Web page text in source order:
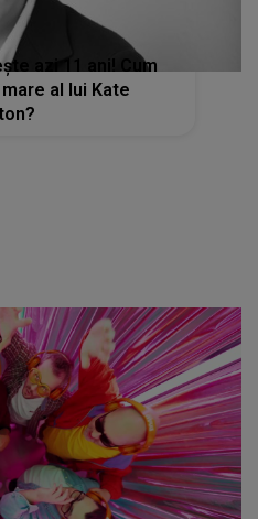
azi 11 ani! Cum
al lui Kate